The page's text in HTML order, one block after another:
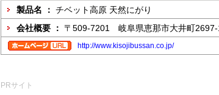
製品名 ： チベット高原 天然にがり
会社概要 ： 〒509-7201 岐阜県恵那市大井町2697-
http://www.kisojibussan.co.jp/
PRサイト